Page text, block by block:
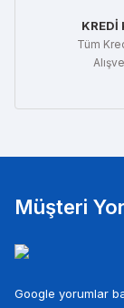
KREDİ
Tüm
Müşteri
Google yorumlar